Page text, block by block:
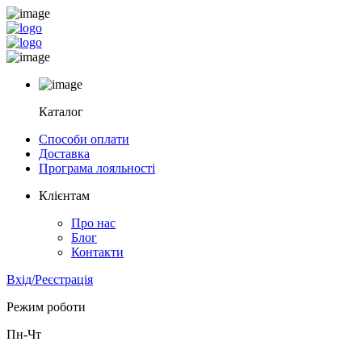
Каталог
Способи оплати
Доставка
Програма лояльності
Клієнтам
Про нас
Блог
Контакти
Вхід/Реєстрація
Режим роботи
Пн-Чт